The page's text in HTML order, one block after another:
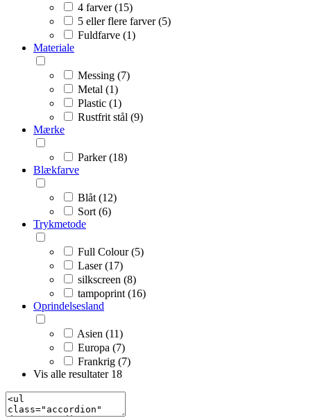
4 farver (15)
5 eller flere farver (5)
Fuldfarve (1)
Materiale
Messing (7)
Metal (1)
Plastic (1)
Rustfrit stål (9)
Mærke
Parker (18)
Blækfarve
Blåt (12)
Sort (6)
Trykmetode
Full Colour (5)
Laser (17)
silkscreen (8)
tampoprint (16)
Oprindelsesland
Asien (11)
Europa (7)
Frankrig (7)
Vis alle resultater 18